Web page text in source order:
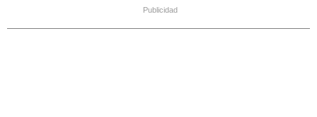
Publicidad